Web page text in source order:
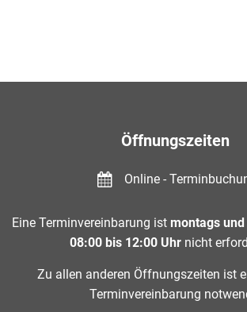
Öffnungszeiten
Online -
Eine Terminvereinbarung ist montags
08:00 bis 12:00 Uhr nicht
Zu allen anderen Öffnungszeiten ist
Terminvereinbarung